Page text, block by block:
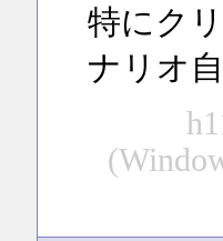
特にク
ナリオ